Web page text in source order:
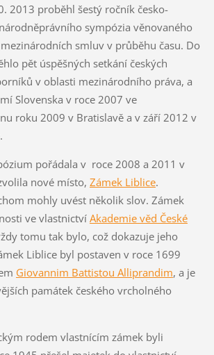
2013 proběhl šestý ročník česko-
sympózia věnovaného
smluv v průběhu času. Do
pět úspěšných setkání českých
v oblasti mezinárodního práva, a
Slovenska v roce 2007 ve
roku 2009 v Bratislavě a v září 2012 v
pořádala v roce 2008 a 2011 v
nové místo, Zámek Liblice.
mohly uvést několik slov. Zámek
ve vlastnictví Akademie věd České
tomu tak bylo, což dokazuje jeho
Liblice byl postaven v roce 1699
Giovannim Battistou Alliprandim, a je
památek českého vrcholného
rodem vlastnícím zámek byli